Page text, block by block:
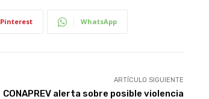
Pinterest WhatsApp
ARTÍCULO SIGUIENTE
CONAPREV alerta sobre posible violencia